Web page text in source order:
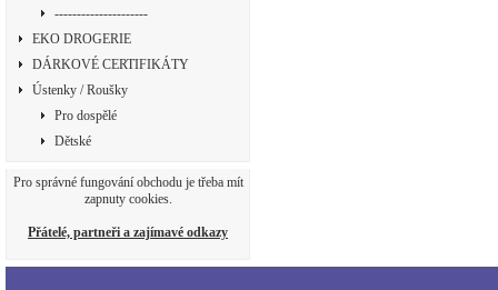
---------------------
EKO DROGERIE
DÁRKOVÉ CERTIFIKÁTY
Ústenky / Roušky
Pro dospělé
Dětské
Pro správné fungování obchodu je třeba mít
zapnuty cookies.
Přátelé, partneři a zajímavé odkazy